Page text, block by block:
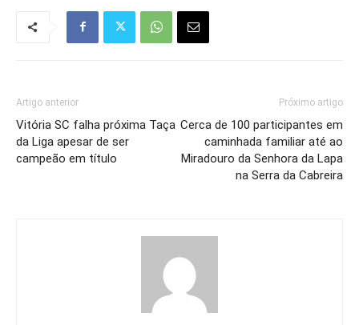
Artigo anterior
Vitória SC falha próxima Taça
da Liga apesar de ser
campeão em título
Próximo artigo
Cerca de 100 participantes em
caminhada familiar até ao
Miradouro da Senhora da Lapa
na Serra da Cabreira